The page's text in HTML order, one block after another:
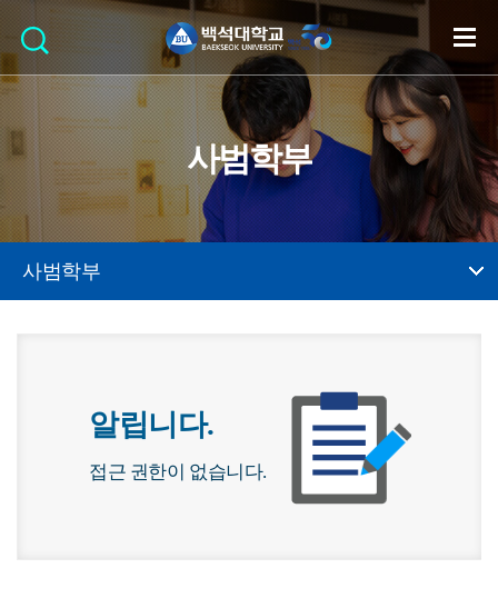
사범학부
사범학부
알립니다.
접근 권한이 없습니다.